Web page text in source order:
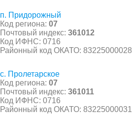
п. Придорожный
Код региона: 07
Почтовый индекс: 361012
Код ИФНС: 0716
Районный код ОКАТО: 83225000028
с. Пролетарское
Код региона: 07
Почтовый индекс: 361011
Код ИФНС: 0716
Районный код ОКАТО: 83225000031